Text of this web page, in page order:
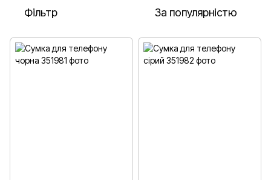
Фільтр За популярністю